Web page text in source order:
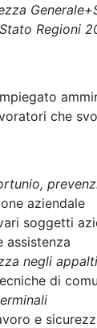
Regioni
che
aziendale
soggetti
assistenza
negli appalti
di
e